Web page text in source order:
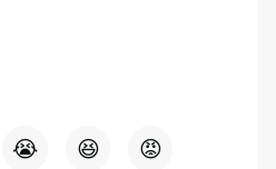
😭 😆 😡